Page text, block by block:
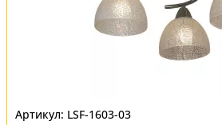
LSF-1603-03